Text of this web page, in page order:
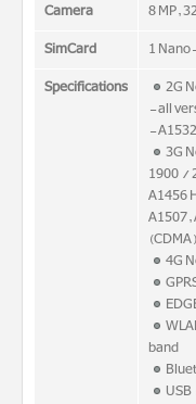
Camera
8 MP,
SimCard
1
Specifications
2G
- all
-
3G
1900 /
A1456
A1507,
4G
band
USB